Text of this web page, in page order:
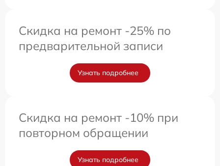
Скидка на ремонт -25% по
предварительной записи
Узнать подробнее
Скидка на ремонт -10% при
повторном обращении
Узнать подробнее